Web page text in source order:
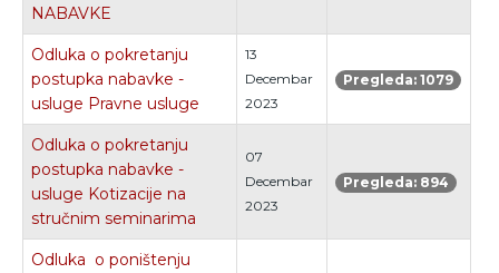
NABAVKE
Odluka o pokretanju
postupka nabavke -
usluge Pravne usluge
13
Decembar
2023
Pregleda: 1079
Odluka o pokretanju
postupka nabavke -
usluge Kotizacije na
stručnim seminarima
07
Decembar
2023
Pregleda: 894
Odluka o poništenju